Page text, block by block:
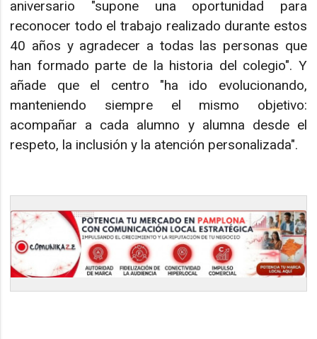
aniversario "supone una oportunidad para
reconocer todo el trabajo realizado durante estos
40 años y agradecer a todas las personas que
han formado parte de la historia del colegio". Y
añade que el centro "ha ido evolucionando,
manteniendo siempre el mismo objetivo:
acompañar a cada alumno y alumna desde el
respeto, la inclusión y la atención personalizada".